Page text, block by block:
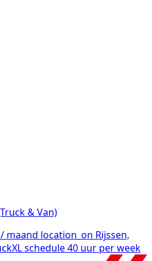
& Van)
maand location_on Rijssen,
schedule40 uur per week